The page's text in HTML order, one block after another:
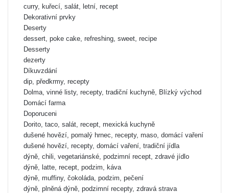
curry, kuřecí, salát, letní, recept
Dekorativní prvky
Deserty
dessert, poke cake, refreshing, sweet, recipe
Desserty
dezerty
Díkuvzdání
dip, předkrmy, recepty
Dolma, vinné listy, recepty, tradiční kuchyně, Blízký východ
Domácí farma
Doporuceni
Dorito, taco, salát, recept, mexická kuchyně
dušené hovězí, pomalý hrnec, recepty, maso, domácí vaření
dušené hovězí, recepty, domácí vaření, tradiční jídla
dýně, chili, vegetariánské, podzimní recept, zdravé jídlo
dýně, latte, recept, podzim, káva
dýně, muffiny, čokoláda, podzim, pečení
dýně, plněná dýně, podzimní recepty, zdravá strava